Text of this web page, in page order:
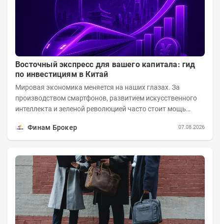
Восточный экспресс для вашего капитала: гид
по инвестициям в Китай
Мировая экономика меняется на наших глазах. За
производством смартфонов, развитием искусственного
интеллекта и зеленой революцией часто стоит мощь
Финам Брокер
07.08.2026